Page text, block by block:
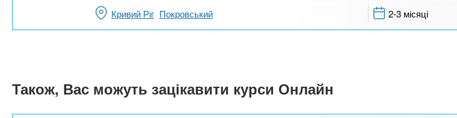
Кривий Ріг Покровський 2-3 місяці
Також, Вас можуть зацікавити курси Онлайн